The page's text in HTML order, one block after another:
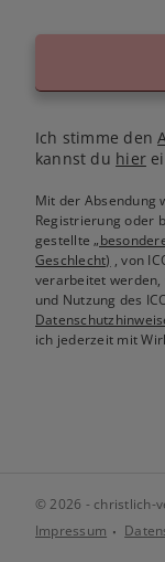
Ich stimme den
kannst du hier
Mit der Absendung
Registrierung oder
gestellte
Geschlecht) , von
verarbeitet werden,
und Nutzung des
ich jederzeit mit
© 2026 - christlich-
Impressum